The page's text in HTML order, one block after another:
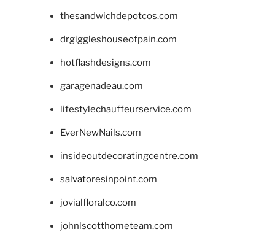
thesandwichdepotcos.com
drgiggleshouseofpain.com
hotflashdesigns.com
garagenadeau.com
lifestylechauffeurservice.com
EverNewNails.com
insideoutdecoratingcentre.com
salvatoresinpoint.com
jovialfloralco.com
johnlscotthometeam.com